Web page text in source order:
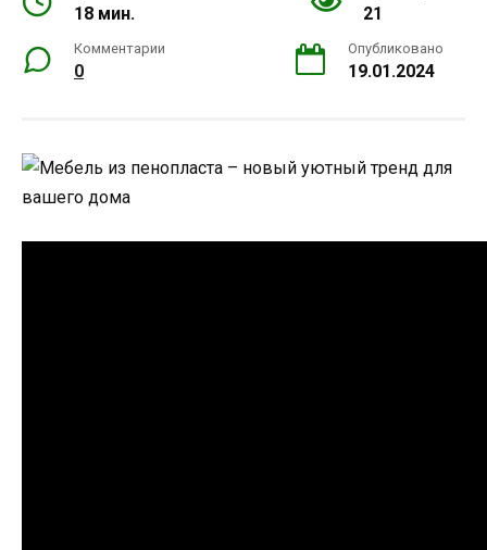
18 мин. 21
Комментарии
0
Опубликовано
19.01.2024